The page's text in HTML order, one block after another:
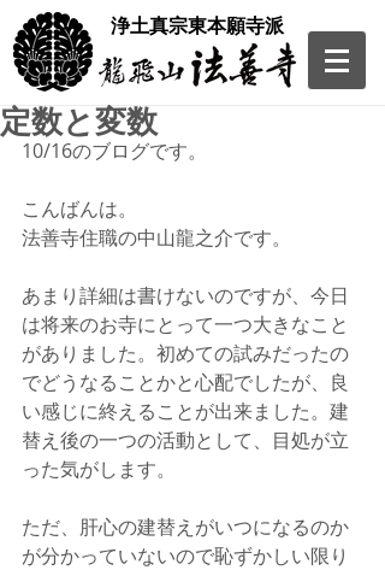
​浄土真宗東本願寺派
定数と変数
10/16のブログです。
こんばんは。
法善寺住職の中山龍之介です。
あまり詳細は書けないのですが、今日
は将来のお寺にとって一つ大きなこと
がありました。初めての試みだったの
でどうなることかと心配でしたが、良
い感じに終えることが出来ました。建
替え後の一つの活動として、目処が立
った気がします。
ただ、肝心の建替えがいつになるのか
が分かっていないので恥ずかしい限り